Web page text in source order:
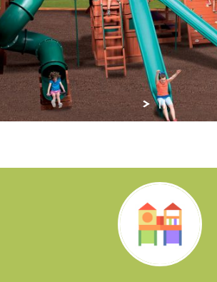
En savoir plus
Jeux de plein air divertissants
le plaisir et la sécurité
Contactez-